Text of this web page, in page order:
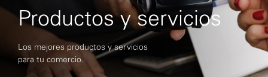
Productos y servicios
Los mejores productos y servicios
para tu comercio.